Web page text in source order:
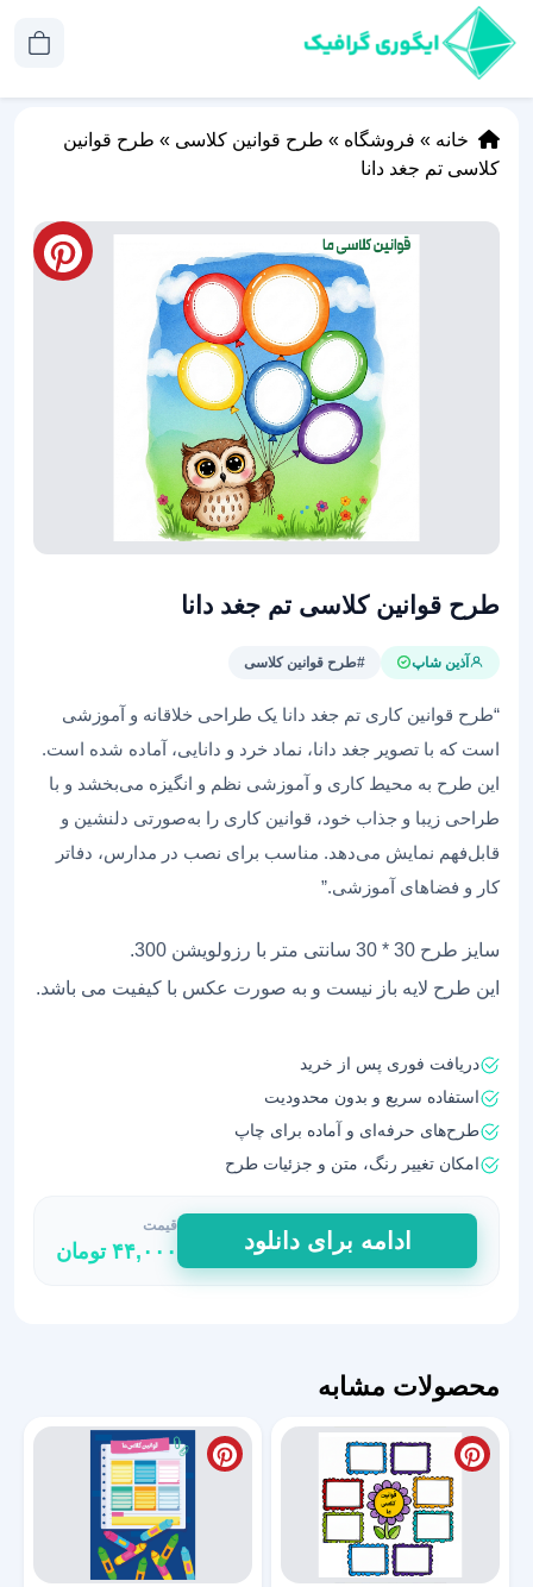
خانه » فروشگاه » طرح قوانین کلاسی » طرح قوانین
کلاسی تم جغد دانا
طرح قوانین کلاسی تم جغد دانا
آذین شاپ #طرح قوانین کلاسی
“طرح قوانین کاری تم جغد دانا یک طراحی خلاقانه و آموزشی
است که با تصویر جغد دانا، نماد خرد و دانایی، آماده شده است.
این طرح به محیط کاری و آموزشی نظم و انگیزه می‌بخشد و با
طراحی زیبا و جذاب خود، قوانین کاری را به‌صورتی دلنشین و
قابل‌فهم نمایش می‌دهد. مناسب برای نصب در مدارس، دفاتر
کار و فضاهای آموزشی.”
سایز طرح 30 * 30 سانتی متر با رزولویشن 300.
این طرح لایه باز نیست و به صورت عکس با کیفیت می باشد.
دریافت فوری پس از خرید
استفاده سریع و بدون محدودیت
طرح‌های حرفه‌ای و آماده برای چاپ
امکان تغییر رنگ، متن و جزئیات طرح
طرح
قوانین
کلاسی
عدد
ادامه برای دانلود
قیمت
۴۴,۰۰۰ تومان
محصولات مشابه